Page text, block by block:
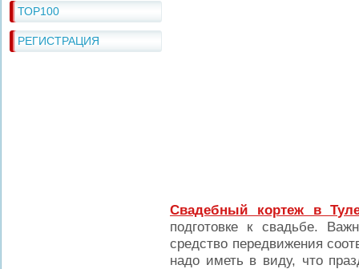
ТОР100
РЕГИСТРАЦИЯ
Свадебный кортеж в
подготовке к свадьбе.
средство передвижения
надо иметь в виду, что